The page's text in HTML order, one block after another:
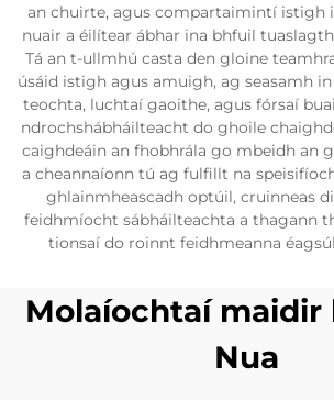
an chuirte, agus compartaimintí istigh
nuair a éilítear ábhar ina bhfuil
Tá an t-ullmhú casta den gloine
úsáid istigh agus amuigh, ag seasamh
teochta, luchtaí gaoithe, agus fórsaí
ndrochshábháilteacht do ghoile
caighdeáin an fhobhrála go mbeidh an
a cheannaíonn tú ag fulfillt na
ghlainmheascadh optúil, cruinneas
feidhmíocht sábháilteachta a thagann
tionsaí do roinnt feidhmeanna
Molaíochtaí maidir
Nua